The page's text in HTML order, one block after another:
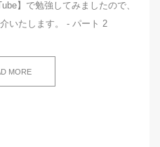
】で勉強してみましたので、
いたします。 - パート 2
MORE